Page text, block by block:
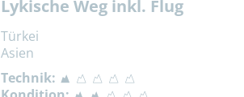
Lykische Weg inkl. Flug
Türkei
Asien
Technik: